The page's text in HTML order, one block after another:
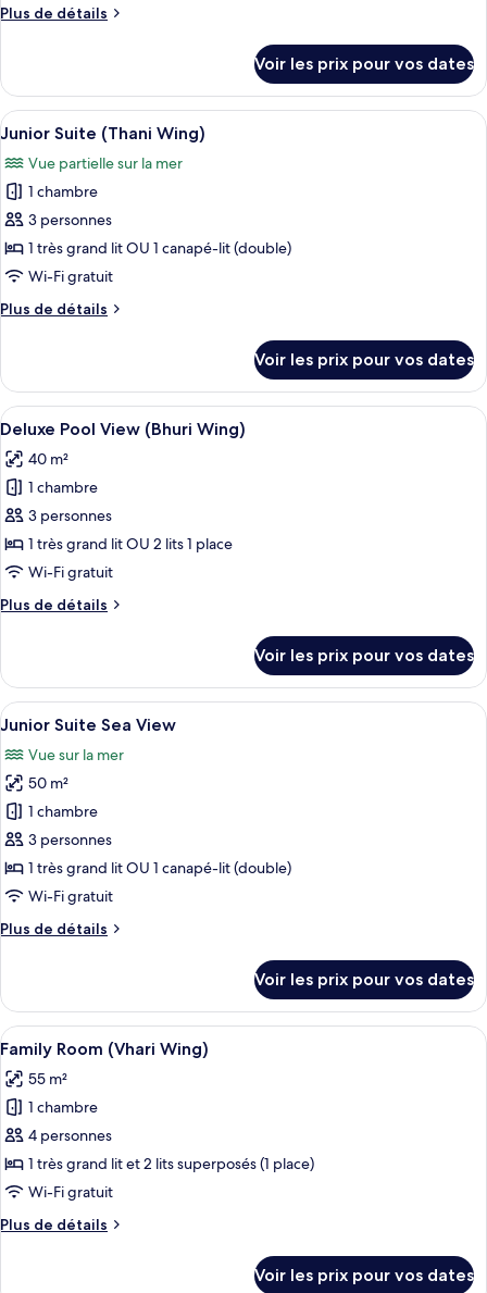
chambre :
vue
jardin
Plus de détails
Plus
le
type
de
Chambre
Deluxe,
jardin
Voir les prix pour vos dates
Afficher
toutes
les
photos
pour
ce
type
chambre :
(Thani
Wing)
Une chambre d’hôtel avec un
7
Junior Suite (Thani Wing)
Vue partielle sur la mer
1 chambre
3 personnes
1 très grand lit OU 1 canapé-lit (double)
Wi-Fi gratuit
Plus de détails
Plus
le
type
de
Junior
Suite
Wing)
Voir les prix pour vos dates
Afficher
toutes
les
photos
pour
ce
type
chambre :
View
(Bhuri
Deluxe Pool View (Bhuri Wing) |
5
Deluxe Pool View (Bhuri Wing)
40 m²
1 chambre
3 personnes
1 très grand lit OU 2 lits 1 place
Wi-Fi gratuit
Plus de détails
Plus
le
type
de
Deluxe
Pool
View
(Bhuri
Wing)
Voir les prix pour vos dates
Afficher
toutes
les
photos
pour
ce
type
de
chambre :
Junior
View
Une chambre d’hôtel avec un
11
Junior Suite Sea View
Vue sur la mer
50 m²
1 chambre
3 personnes
1 très grand lit OU 1 canapé-lit (double)
Wi-Fi gratuit
Plus de détails
Plus
le
type
de
chambre
Junior
Suite
View
Voir les prix pour vos dates
Afficher
toutes
les
photos
pour
ce
type
chambre :
Une chambre pour enfants avec des
7
Family Room (Vhari Wing)
55 m²
1 chambre
4 personnes
1 très grand lit et 2 lits superposés (1 place)
Wi-Fi gratuit
Plus de détails
Plus
Voir les prix pour vos dates